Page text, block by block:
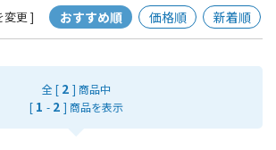
変更 ] おすすめ順 価格順 新着順
全 [ 2 ] 商品中
[ 1 - 2 ] 商品を表示